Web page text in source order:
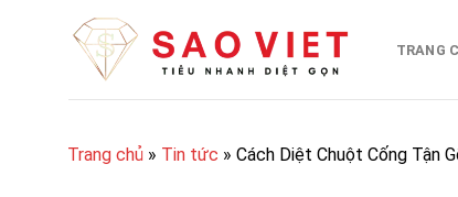
TRANG
Trang chủ» Tin tức » Cách Diệt Chuột Cống Tận